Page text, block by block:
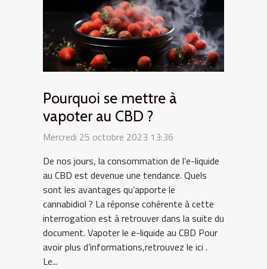
Pourquoi se mettre à
vapoter au CBD ?
Mercredi 25 octobre 2023 13:36
De nos jours, la consommation de l’e-liquide
au CBD est devenue une tendance. Quels
sont les avantages qu’apporte le
cannabidiol ? La réponse cohérente à cette
interrogation est à retrouver dans la suite du
document. Vapoter le e-liquide au CBD Pour
avoir plus d’informations,retrouvez le ici .
Le...